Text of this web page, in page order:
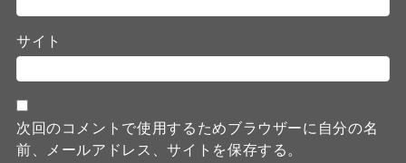
サイト
次回のコメントで使用するためブラウザーに自分の名
前、メールアドレス、サイトを保存する。